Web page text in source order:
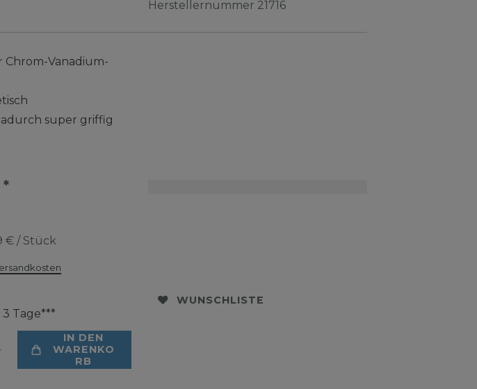
Herstellernummer 21716
Chrom-Vanadium-
super griffig
*
€ / Stück
3 Tage***
IN DEN
WARENKO
RB
WUNSCHLISTE